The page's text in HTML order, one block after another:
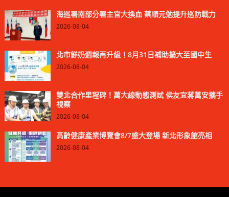
海巡署南部分署主官大換血 蔡順元勉提升巡防戰力
2026-08-04
北市鮮奶週報再升級！8月31日補助擴大至國中生
2026-08-04
雙北合作里程碑！萬大線動態測試 侯友宜蔣萬安攜手
視察
2026-08-04
高齡健康產業博覽會8/7盛大登場 新北形象館亮相
2026-08-04